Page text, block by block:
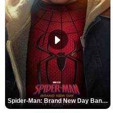
Spider-Man: Brand New Day Bande-annonce VO STFR